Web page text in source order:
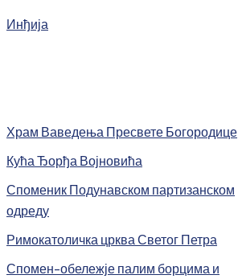
Инђија
Храм Ваведења Пресвете Богородице
Кућа Ђорђа Војновића
Споменик Подунавском партизанском
одреду
Римокатоличка црква Светог Петра
Спомен-обележје палим борцима и